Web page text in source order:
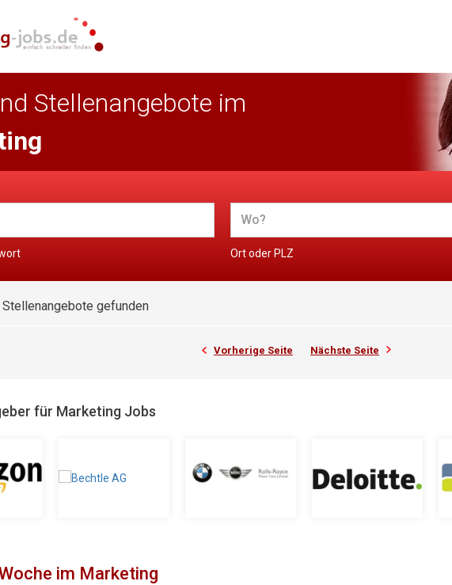
Stellenangebote im
Ort oder PLZ
gefunden
Vorherige Seite Nächste Seite
für Marketing Jobs
im Marketing